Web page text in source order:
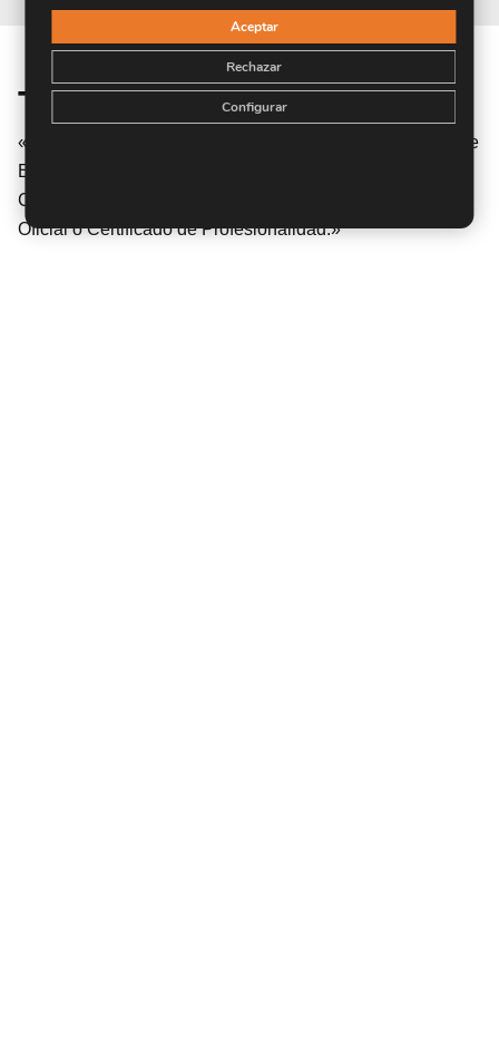
Titulación
«Titulación Expedida y Avalada por el Instituto Europeo de
Estudios Empresariales. «»»»Enseñanza No Oficial y No
Conducente a la Obtención de un Título con Carácter
Oficial o Certificado de Profesionalidad.»
Aceptar
Rechazar
Configurar